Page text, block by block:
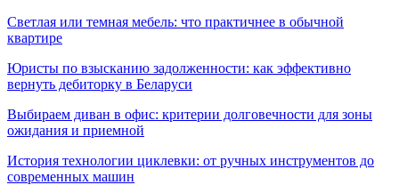
Светлая или темная мебель: что практичнее в обычной
квартире
Юристы по взысканию задолженности: как эффективно
вернуть дебиторку в Беларуси
Выбираем диван в офис: критерии долговечности для зоны
ожидания и приемной
История технологии циклевки: от ручных инструментов до
современных машин